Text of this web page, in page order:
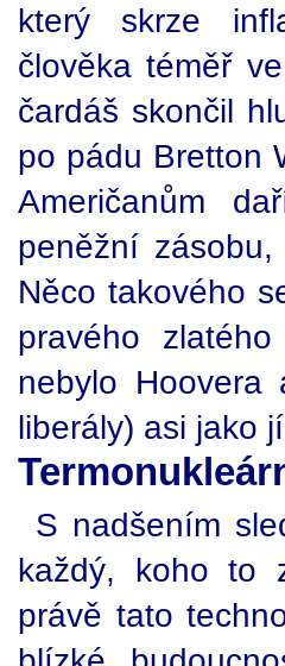
který skrze
člověka téměř
čardáš skončil
po pádu Bretton
Američanům
peněžní
Něco takového
pravého
nebylo Hoovera
liberály) asi jako
S nadšením
každý, koho to
právě tato